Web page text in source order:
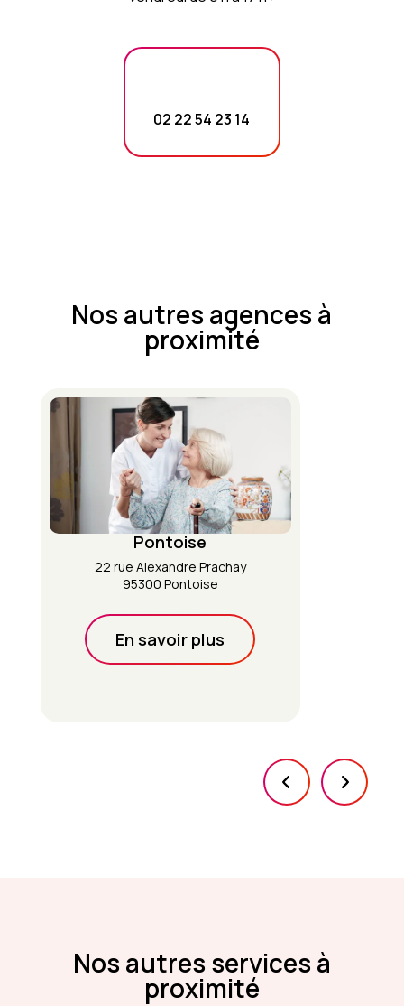
02 22 54 23 14
Nos autres agences à
proximité
Pontoise
22 rue Alexandre Prachay
95300 Pontoise
En savoir plus
Nos autres services à
proximité